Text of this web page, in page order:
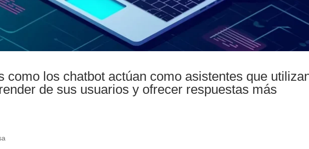
como los chatbot actúan como asistentes que
de sus usuarios y ofrecer respuestas más